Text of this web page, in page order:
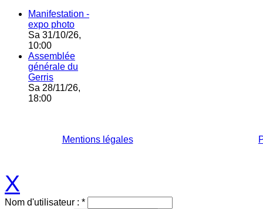
Manifestation -
expo photo
Sa 31/10/26,
10:00
Assemblée
générale du
Gerris
Sa 28/11/26,
18:00
Mentions légales
X
Nom d'utilisateur : *